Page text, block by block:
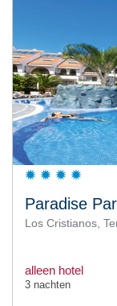
Paradise
Los Cristianos,
alleen hotel
3 nachten